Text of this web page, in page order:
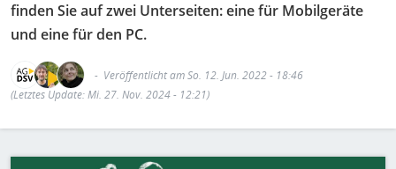
finden Sie auf zwei Unterseiten: eine für Mobilgeräte
und eine für den PC.
Veröffentlicht am So. 12. Jun. 2022 - 18:46
(Letztes Update: Mi. 27. Nov. 2024 - 12:21)
Bild